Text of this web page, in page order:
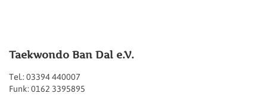
Taekwondo Ban Dal e.V.
Tel.: 03394 440007
Funk: 0162 3395895